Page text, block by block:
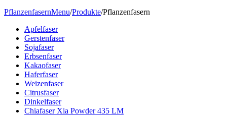
PflanzenfasernMenu/Produkte/Pflanzenfasern
Apfelfaser
Gerstenfaser
Sojafaser
Erbsenfaser
Kakaofaser
Haferfaser
Weizenfaser
Citrusfaser
Dinkelfaser
Chiafaser Xia Powder 435 LM